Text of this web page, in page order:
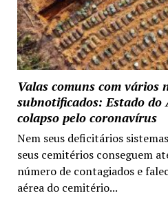
Valas comuns com vários
subnotificados: Estado do
colapso pelo coronavírus
Nem seus deficitários
seus cemitérios conseguem
número de contagiados e
aérea do cemitério...